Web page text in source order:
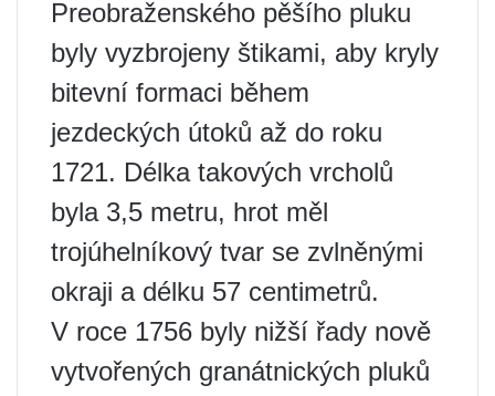
Preobraženského pěšího pluku
byly vyzbrojeny štikami, aby kryly
bitevní formaci během
jezdeckých útoků až do roku
1721. Délka takových vrcholů
byla 3,5 metru, hrot měl
trojúhelníkový tvar se zvlněnými
okraji a délku 57 centimetrů.
V roce 1756 byly nižší řady nově
vytvořených granátnických pluků